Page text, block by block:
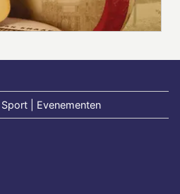
| Evenementen